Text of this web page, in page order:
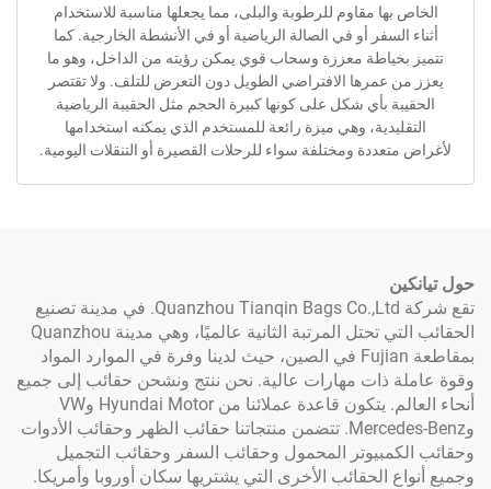
بها مقاوم للرطوبة والبلى، مما يجعلها مناسبة للاستخدام
السفر أو في الصالة الرياضية أو في الأنشطة الخارجية. كما
معززة وسحاب قوي يمكن رؤيته من الداخل، وهو ما
عمرها الافتراضي الطويل دون التعرض للتلف. ولا تقتصر
بأي شكل على كونها كبيرة الحجم مثل الحقيبة الرياضية
وهي ميزة رائعة للمستخدم الذي يمكنه استخدامها
ومختلفة سواء للرحلات القصيرة أو التنقلات اليومية.
تقع شركة Quanzhou Tianqin Bags Co.,Ltd. في مدينة تصنيع
الحقائب التي تحتل المرتبة الثانية عالميًا، وهي مدينة Quanzhou
بمقاطعة Fujian في الصين، حيث لدينا وفرة في الموارد المواد
ذات مهارات عالية. نحن ننتج ونشحن حقائب إلى جميع
أنحاء العالم. يتكون قاعدة عملائنا من Hyundai Motor وVW
وMercedes-Benz. تتضمن منتجاتنا حقائب الظهر وحقائب الأدوات
المحمول وحقائب السفر وحقائب التجميل
الحقائب الأخرى التي يشتريها سكان أوروبا وأمريكا.